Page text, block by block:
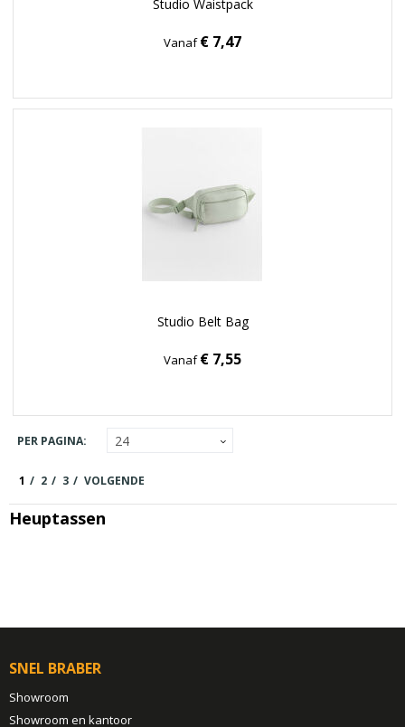
Studio Waistpack
Vanaf€ 7,47
Studio Belt Bag
Vanaf€ 7,55
PER PAGINA:
1 2 3 VOLGENDE
Heuptassen
SNEL BRABER
Showroom
Showroom en kantoor